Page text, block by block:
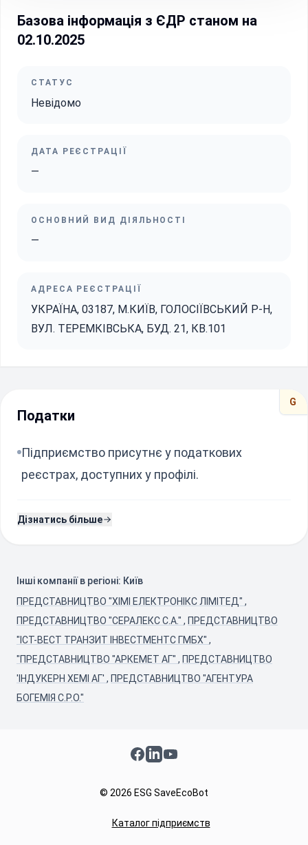
Базова інформація з ЄДР станом на
02.10.2025
СТАТУС
Невідомо
ДАТА РЕЄСТРАЦІЇ
—
ОСНОВНИЙ ВИД ДІЯЛЬНОСТІ
—
АДРЕСА РЕЄСТРАЦІЇ
УКРАЇНА, 03187, М.КИЇВ, ГОЛОСІЇВСЬКИЙ Р-Н,
ВУЛ. ТЕРЕМКІВСЬКА, БУД. 21, КВ.101
G
Податки
Підприємство присутнє у податкових
реєстрах, доступних у профілі.
Дізнатись більше
Інші компанії в регіоні: Київ
ПРЕДСТАВНИЦТВО "ХІМІ ЕЛЕКТРОНІКС ЛІМІТЕД" ,
ПРЕДСТАВНИЦТВО "СЕРАЛЕКС С.А." , ПРЕДСТАВНИЦТВО
"ІСТ-ВЕСТ ТРАНЗИТ ІНВЕСТМЕНТС ГМБХ" ,
"ПРЕДСТАВНИЦТВО "АРКЕМЕТ АГ" , ПРЕДСТАВНИЦТВО
'ІНДУКЕРН ХЕМІ АГ' , ПРЕДСТАВНИЦТВО "АГЕНТУРА
БОГЕМІЯ С.Р.О."
Facebook
LinkedInYouTube
© 2026 ESG SaveEcoBot
Каталог підприємств